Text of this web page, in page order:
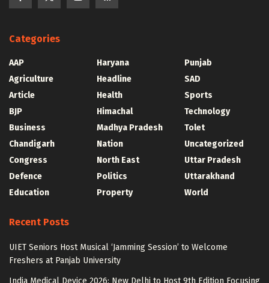
Categories
AAP
Agriculture
Article
BJP
Business
Chandigarh
Congress
Defence
Education
Haryana
Headline
Health
Himachal
Madhya Pradesh
Nation
North East
Politics
Property
Punjab
SAD
Sports
Technology
Tolet
Uncategorized
Uttar Pradesh
Uttarakhand
World
Recent Posts
UIET Seniors Host Musical ‘Jamming Session’ to Welcome
Freshers at Panjab University